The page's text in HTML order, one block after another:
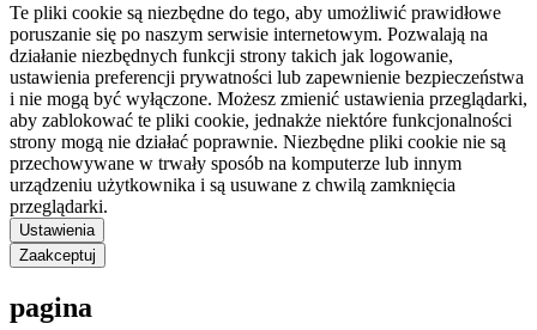
Te pliki cookie są niezbędne do tego, aby umożliwić prawidłowe
poruszanie się po naszym serwisie internetowym. Pozwalają na
działanie niezbędnych funkcji strony takich jak logowanie,
ustawienia preferencji prywatności lub zapewnienie bezpieczeństwa
i nie mogą być wyłączone. Możesz zmienić ustawienia przeglądarki,
aby zablokować te pliki cookie, jednakże niektóre funkcjonalności
strony mogą nie działać poprawnie. Niezbędne pliki cookie nie są
przechowywane w trwały sposób na komputerze lub innym
urządzeniu użytkownika i są usuwane z chwilą zamknięcia
przeglądarki.
Ustawienia
Zaakceptuj
pagina